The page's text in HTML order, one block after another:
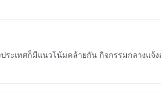
ระเทศก็มีแนวโน้มคล้ายกัน กิจกรรมกลางแจ้ง